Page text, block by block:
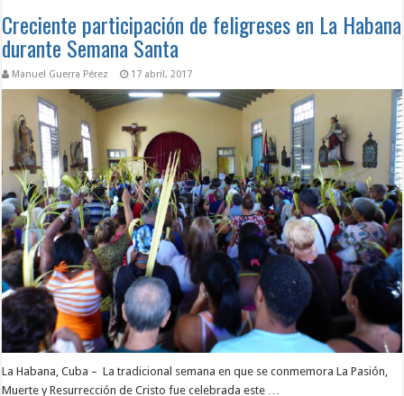
Creciente participación de feligreses en La Habana
durante Semana Santa
Manuel Guerra Pérez 17 abril, 2017
La Habana, Cuba – La tradicional semana en que se conmemora La Pasión,
Muerte y Resurrección de Cristo fue celebrada este …